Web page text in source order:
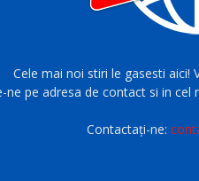
Cele mai noi stiri le gasesti aici!
ne pe adresa de contact si in
Contactați-ne: